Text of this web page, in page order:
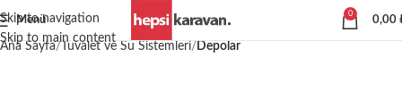
Skip to navigation
Skip to main content
Menü
0
0,00
Ana Sayfa Tuvalet ve Su Sistemleri Depolar